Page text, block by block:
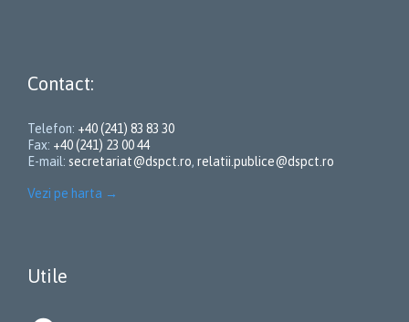
Contact:
Telefon: +40 (241) 83 83 30
Fax: +40 (241) 23 00 44
E-mail: secretariat@dspct.ro, relatii.publice@dspct.ro
Vezi pe harta →
Utile